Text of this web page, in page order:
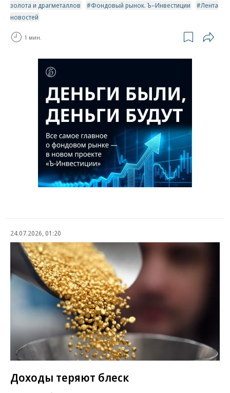
золота и драгметаллов
Фондовый рынок. Ъ–Инвестиции
Лента
новостей
1 мин.
24.07.2026, 01:20
Доходы теряют блеск